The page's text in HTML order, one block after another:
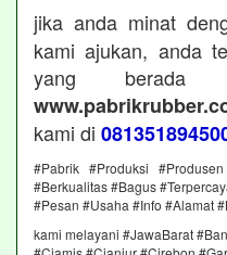
jika anda minat
kami ajukan, anda
yang
kami di
#Pabrik #Produksi
#Berkualitas #Bagus
#Pesan #Usaha #Info #Alamat
kami melayani #JawaBarat